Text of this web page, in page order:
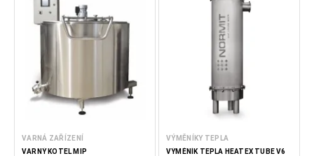
VARNÁ ZAŘÍZENÍ
VARNÝ KOTEL MIP
VÝMĚNÍKY TEPLA
VÝMĚNÍK TEPLA HEATEX TUBE V6